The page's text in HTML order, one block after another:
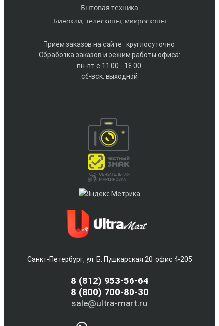
Бытовая техника
Бинокли, телескопы, микроскопы
Прием заказов на сайте : круглосуточно.
Обработка заказов и режим работы офиса:
пн-пт с 11.00 - 18.00.
сб-вск: выходной
Санкт-Петербург, ул. Б. Пушкарская 20, офис 4-205
8 (812) 953-56-64
8 (800) 700-80-30
sale@ultra-mart.ru